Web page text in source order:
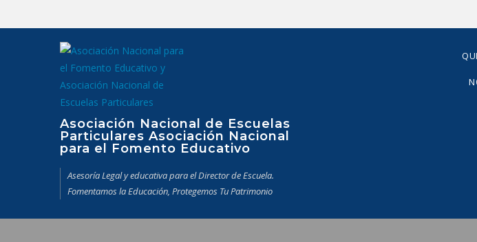
al
Asociación Nacional de Escuelas
Particulares Asociación Nacional
para el Fomento Educativo
Asesoría Legal y educativa para el Director de Escuela.
Fomentamos la Educación, Protegemos Tu Patrimonio